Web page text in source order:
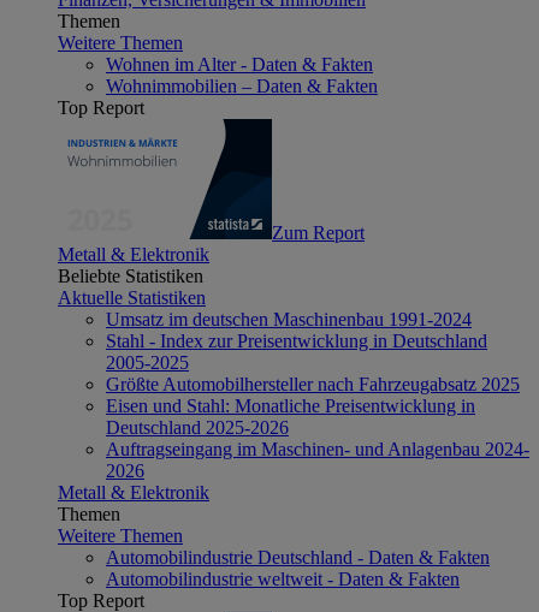
Themen
Weitere Themen
Wohnen im Alter - Daten & Fakten
Wohnimmobilien – Daten & Fakten
Top Report
Zum Report
Metall & Elektronik
Beliebte Statistiken
Aktuelle Statistiken
Umsatz im deutschen Maschinenbau 1991-2024
Stahl - Index zur Preisentwicklung in Deutschland
2005-2025
Größte Automobilhersteller nach Fahrzeugabsatz 2025
Eisen und Stahl: Monatliche Preisentwicklung in
Deutschland 2025-2026
Auftragseingang im Maschinen- und Anlagenbau 2024-
2026
Metall & Elektronik
Themen
Weitere Themen
Automobilindustrie Deutschland - Daten & Fakten
Automobilindustrie weltweit - Daten & Fakten
Top Report